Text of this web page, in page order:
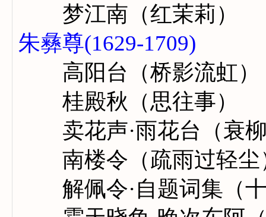
梦江南（红茉莉）
朱彝尊(1629-1709)
高阳台（桥影流虹）
桂殿秋（思往事）
卖花声·雨花台（衰柳
南楼令（疏雨过轻尘
解佩令·自题词集（十